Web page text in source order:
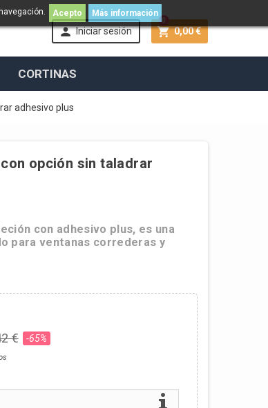
 Iniciar sesión  0,00 €
0
Acepto Más información
CORTINAS
adhesivo plus
opción sin taladrar
con adhesivo plus, es una
para ventanas correderas y
€ -65%